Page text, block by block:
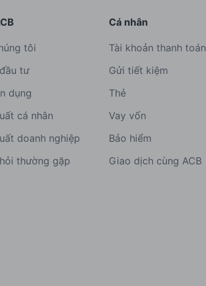
tôi
tư
dụng
cá nhân
doanh nghiệp
thường gặp
Cá nhân
Tài khoản thanh toán
Gửi tiết kiệm
Thẻ
Vay vốn
Bảo hiểm
Giao dịch cùng ACB